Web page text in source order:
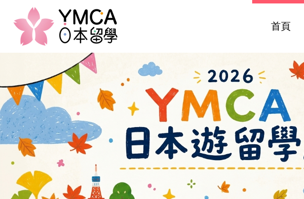
首頁